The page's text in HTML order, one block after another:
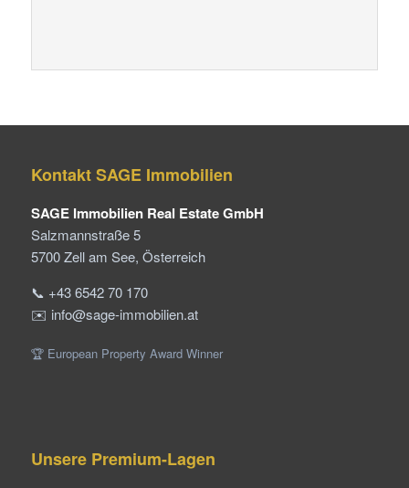
Kontakt SAGE Immobilien
SAGE Immobilien Real Estate GmbH
Salzmannstraße 5
5700 Zell am See, Österreich
📞 +43 6542 70 170
✉️ info@sage-immobilien.at
🏆 European Property Award Winner
Unsere Premium-Lagen